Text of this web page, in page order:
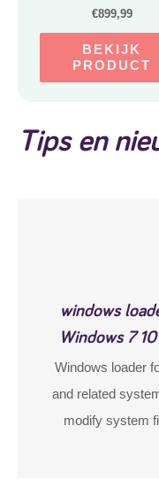
Glijbaan –
FSC hout –
voor kinderen
€899,99
BEKIJK
PRODUCT
Tips en
windows
Windows 7
Windows loader
and related
modify system